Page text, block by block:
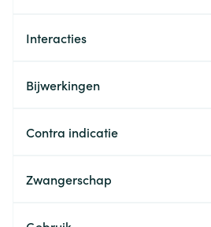
Interacties
Bijwerkingen
Contra indicatie
Zwangerschap